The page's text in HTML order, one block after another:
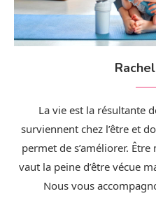
La vie est la résultante
surviennent chez l’être et
permet de s’améliorer.
vaut la peine d’être vécue
Nous vous